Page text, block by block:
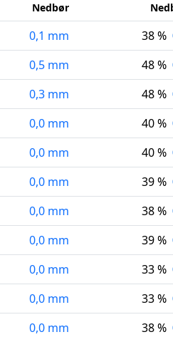
Nedbør
0,1 mm 38 %
0,5 mm 48 %
0,3 mm 48 %
0,0 mm 40 %
0,0 mm 40 %
0,0 mm 39 %
0,0 mm 38 %
0,0 mm 39 %
0,0 mm 33 %
0,0 mm 33 %
0,0 mm 38 %